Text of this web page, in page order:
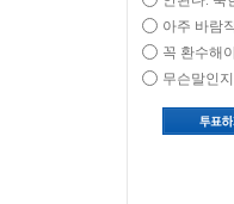
아주 바람
꼭 환수해
무슨말인